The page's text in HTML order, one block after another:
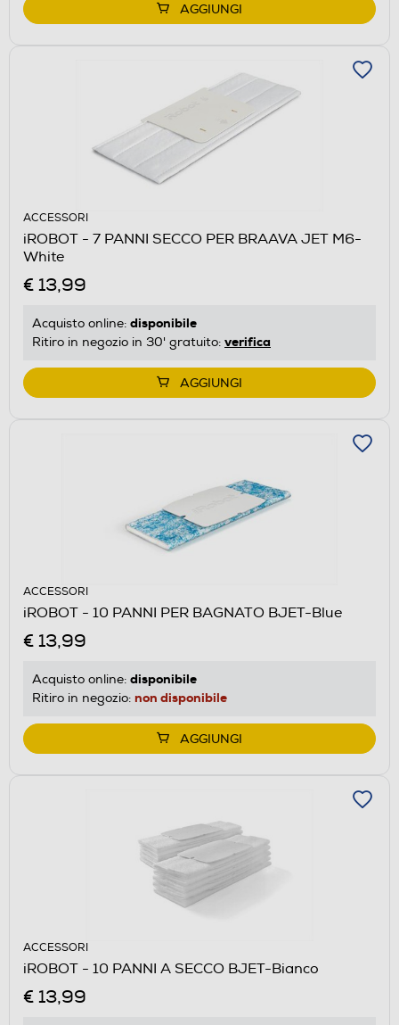
AGGIUNGI
ACCESSORI
iROBOT - 7 PANNI SECCO PER BRAAVA JET M6-
White
€ 13,99
Acquisto online: disponibile
Ritiro in negozio in 30' gratuito: verifica
AGGIUNGI
ACCESSORI
iROBOT - 10 PANNI PER BAGNATO BJET-Blue
€ 13,99
Acquisto online: disponibile
Ritiro in negozio: non disponibile
AGGIUNGI
ACCESSORI
iROBOT - 10 PANNI A SECCO BJET-Bianco
€ 13,99